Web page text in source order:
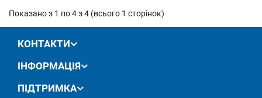
Показано з 1 по 4 з 4 (всього 1 сторінок)
КОНТАКТИ
ІНФОРМАЦІЯ
ПІДТРИМКА